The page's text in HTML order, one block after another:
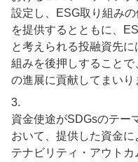
設定し、ESG取り組み
を提供するとともに、
と考えられる投融資先
組みを後押しすること
の進展に貢献してまいり
3.
資金使途がSDGsのテー
おいて、提供した資金
テナビリティ・アウト